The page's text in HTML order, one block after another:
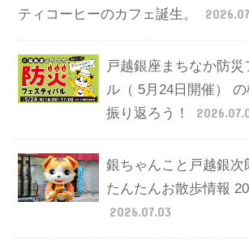
ティコーヒーのカフェ誕生。
戸越銀座まちなか防
ル（ 5月24日開催）
振り返ろう！
銀ちゃんこと戸越銀次
たんたんお散歩情報
2026.07.03